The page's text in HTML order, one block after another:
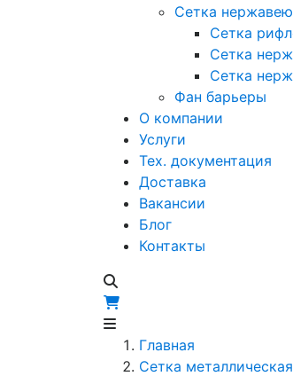
Сетка
Сетка
Сетка
Сетка
Фан барьеры
О компании
Услуги
Тех. документация
Доставка
Вакансии
Блог
Контакты
Главная
Сетка металлическая